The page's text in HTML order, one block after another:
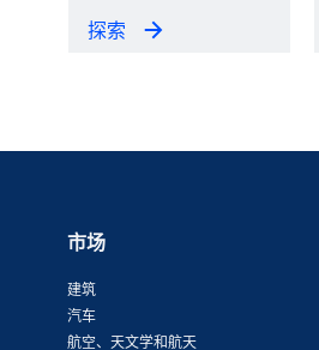
探索
市场
建筑
汽车
航空、天文学和航天